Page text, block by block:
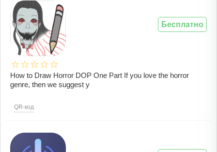
How to Draw Horror DOP One Part If you love the horror
genre, then we suggest y
QR-код
Бесплатно